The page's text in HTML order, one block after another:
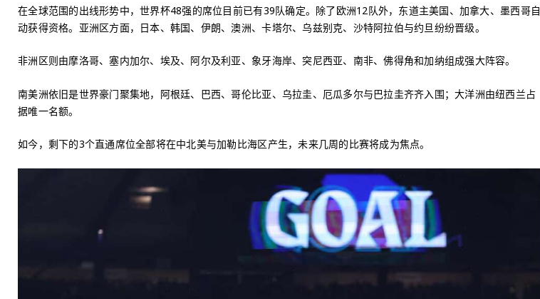
在全球范围的出线形势中，世界杯48强的席位目前已有39队确定。除了欧洲12队外，东道主美国、加拿大、墨西哥自
动获得资格。亚洲区方面，日本、韩国、伊朗、澳洲、卡塔尔、乌兹别克、沙特阿拉伯与约旦纷纷晋级。
非洲区则由摩洛哥、塞内加尔、埃及、阿尔及利亚、象牙海岸、突尼西亚、南非、佛得角和加纳组成强大阵容。
南美洲依旧是世界豪门聚集地，阿根廷、巴西、哥伦比亚、乌拉圭、厄瓜多尔与巴拉圭齐齐入围；大洋洲由纽西兰占
据唯一名额。
如今，剩下的3个直通席位全部将在中北美与加勒比海区产生，未来几周的比赛将成为焦点。